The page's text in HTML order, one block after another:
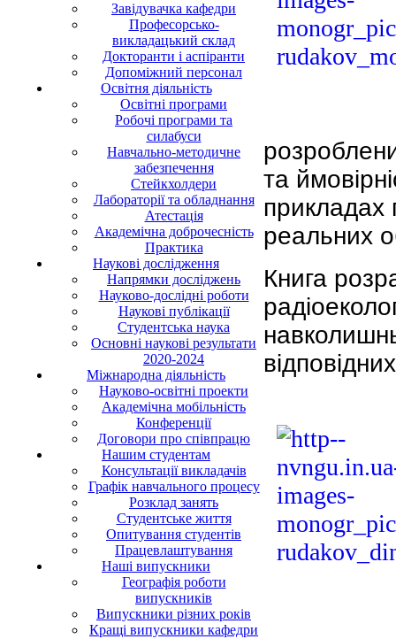
Завідувачка кафедри
Професорсько-
викладацький склад
Докторанти і аспіранти
Допоміжний персонал
Освітня діяльність
Освітні програми
Робочі програми та
силабуси
Навчально-методичне
забезпечення
Стейкхолдери
Лабораторії та обладнання
Атестація
Академічна доброчесність
Практика
Наукові дослідження
Напрямки досліджень
Науково-дослідні роботи
Наукові публікації
Студентська наука
Основні наукові результати
2020-2024
Міжнародна діяльність
Науково-освітні проекти
Академічна мобільність
Конференції
Договори про співпрацю
Нашим студентам
Консультації викладачів
Графік навчального процесу
Розклад занять
Студентське життя
Опитування студентів
Працевлаштування
Наші випускники
Географія роботи
випускників
Випускники різних років
Кращі випускники кафедри
та
прикладах
реальних
Книга